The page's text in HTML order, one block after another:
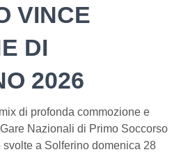
VINCE
DI
2026
di profonda commozione e
Nazionali di Primo Soccorso
svolte a Solferino domenica 28